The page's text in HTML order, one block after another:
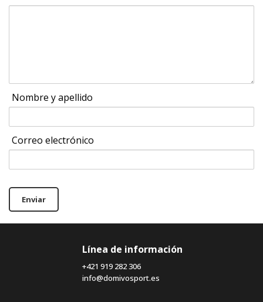
Nombre y apellido
Correo electrónico
Enviar
Línea de información
+421 919 282 306
info@domivosport.es